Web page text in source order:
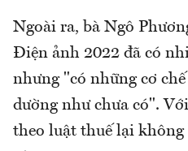
Ngoài ra, bà Ngô
Điện ảnh 2022 đã có
nhưng "có những cơ
dường như chưa có".
theo luật thuế lại không